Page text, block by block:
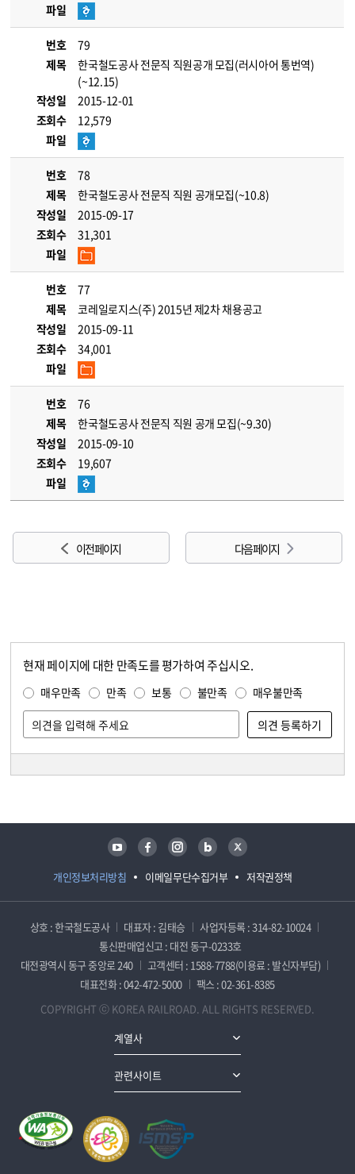
파일
번호
79
제목
한국철도공사 전문직 직원공개 모집(러시아어 통번역)
(~12.15)
작성일
2015-12-01
조회수
12,579
파일
번호
78
제목
한국철도공사 전문직 직원 공개모집(~10.8)
작성일
2015-09-17
조회수
31,301
파일
번호
77
제목
코레일로지스(주) 2015년 제2차 채용공고
작성일
2015-09-11
조회수
34,001
파일
번호
76
제목
한국철도공사 전문직 직원 공개 모집(~9.30)
작성일
2015-09-10
조회수
19,607
파일
이전 페이지 다음 페이지
현재 페이지에 대한 만족도를 평가하여 주십시오.
매우만족 만족 보통 불만족 매우불만족
개인정보처리방침 이메일무단수집거부 저작권정책
유튜브 페이스북 인스타그램 블로그 트위터
상호 : 한국철도공사 대표자 : 김태승
사업자등록 : 314-82-10024
통신판매업신고 : 대전 동구-0233호
대전광역시 동구 중앙로 240
고객센터 : 1588-7788(이용료 : 발신자부담)
대표전화 : 042-472-5000
팩스 : 02-361-8385
COPYRIGHT ⓒ KOREA RAILROAD. ALL RIGHTS RESERVED.
계열사
관련사이트